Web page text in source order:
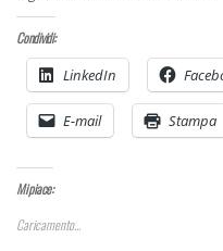
Condividi:
LinkedIn
E-mail Stampa
Mi piace:
Caricamento...